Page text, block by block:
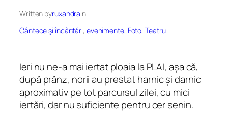
Written byruxandrain
Cântece şi încântări, evenimente, Foto, Teatru
Ieri nu ne-a mai iertat ploaia la PLAI, așa că,
după prânz, norii au prestat harnic și darnic
aproximativ pe tot parcursul zilei, cu mici
iertări, dar nu suficiente pentru cer senin.